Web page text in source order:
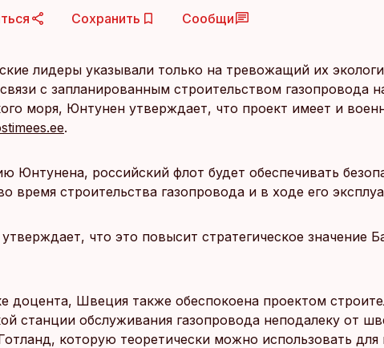
Сохранить Сообщи
лидеры указывали только на тревожащий их
с запланированным строительством газопровода
моря, Юнтунен утверждает, что проект имеет и
.
Юнтунена, российский флот будет обеспечивать
время строительства газопровода и в ходе его
что это повысит стратегическое значение
доцента, Швеция также обеспокоена проектом
станции обслуживания газопровода неподалеку от
которую теоретически можно использовать